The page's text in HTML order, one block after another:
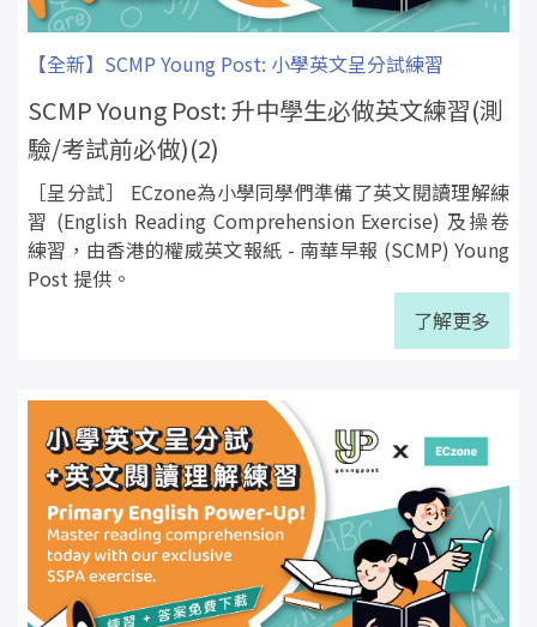
【全新】SCMP Young Post: 小學英文呈分試練習
SCMP Young Post: 升中學生必做英文練習(測
驗/考試前必做)(2)
［呈分試］ ECzone為小學同學們準備了英文閱讀理解練
習 (English Reading Comprehension Exercise) 及操卷
練習，由香港的權威英文報紙 - 南華早報 (SCMP) Young
Post 提供。
了解更多